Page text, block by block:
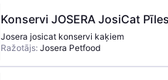
Konservi JOSERA JosiCat
Josera josicat konservi kaķiem
Ražotājs: Josera Petfood